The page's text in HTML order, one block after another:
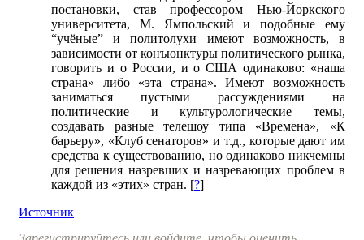
постановки, став профессором Нью-Йоркского
университета, М. Ямпольский и подобные ему
“учёные” и политолухи имеют возможность, в
зависимости от конъюнктуры политического рынка,
говорить и о России, и о США одинаково: «наша
страна» либо «эта страна». Имеют возможность
заниматься пустыми рассуждениями на
политические и культурологические темы,
создавать разные телешоу типа «Времена», «К
барьеру», «Клуб сенаторов» и т.д., которые дают им
средства к существованию, но одинаково никчемны
для решения назревших и назревающих проблем в
каждой из «этих» стран. [?]
Источник